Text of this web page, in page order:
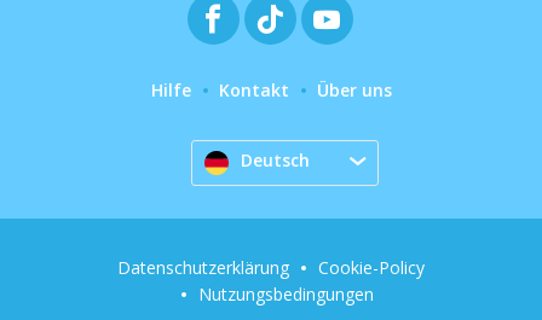
Hilfe Kontakt Über uns
Deutsch
Datenschutzerklärung
Cookie-Policy
Nutzungsbedingungen